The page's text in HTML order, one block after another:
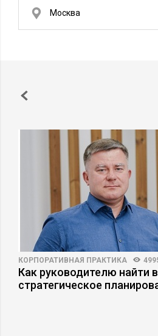
Москва
КОРПОРАТИВНАЯ ПРАКТИКА
Как руководителю найти
стратегическое